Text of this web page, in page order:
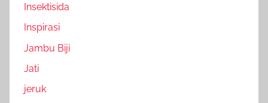
Insektisida
Inspirasi
Jambu Biji
Jati
jeruk